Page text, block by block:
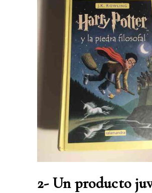
2- Un producto